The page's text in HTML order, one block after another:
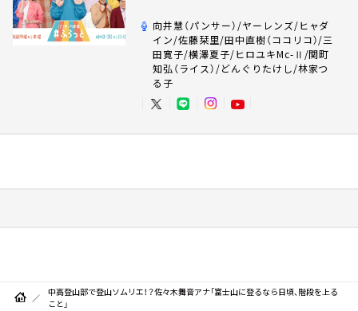
向井慧（パンサー）/ヤーレンズ/ヒャダ
イン/佐藤栞里/田中直樹（ココリコ）/三
田寛子/横澤夏子/ヒロユキMc-Ⅱ/関町
知弘（ライス）/どんぐりたけし/林家つ
る子
中高登山部で登山ソムリエ！？佐々木舞音アナ「富士山に登るなら日頃、階段を上る
こと」